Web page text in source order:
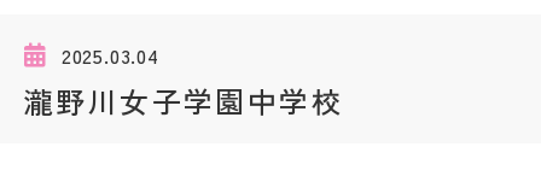
学校選び2025.03.04
瀧野川女子学園中学校